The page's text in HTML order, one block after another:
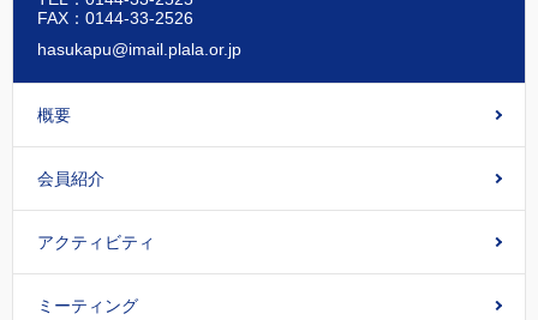
FAX：0144-33-2526
hasukapu@imail.plala.or.jp
概要
会員紹介
アクティビティ
ミーティング